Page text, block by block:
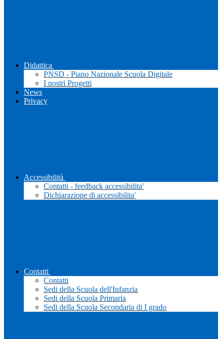
Didattica
PNSD - Piano Nazionale Scuola Digitale
I nostri Progetti
News
Privacy
Accessibilità
Contatti - feedback accessibilita'
Dichiarazione di accessibilita'
Contatti
Contatti
Sedi della Scuola dell'Infanzia
Sedi della Scuola Primaria
Sedi della Scuola Secondaria di I grado